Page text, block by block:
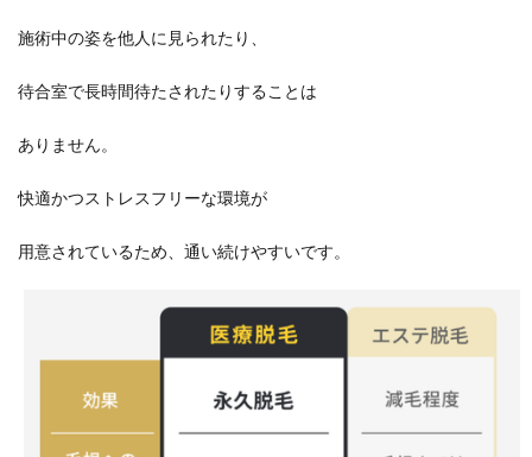
施術中の姿を他人に見られたり、
待合室で長時間待たされたりすることは
ありません。
快適かつストレスフリーな環境が
用意されているため、通い続けやすいです。